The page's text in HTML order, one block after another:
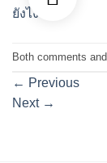
Both comments
← Previous
Next →